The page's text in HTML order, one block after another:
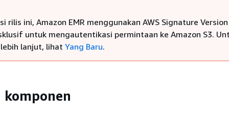
rilis ini, Amazon EMR menggunakan AWS Signature
untuk mengautentikasi permintaan ke Amazon S3.
lanjut, lihat Yang Baru.
komponen